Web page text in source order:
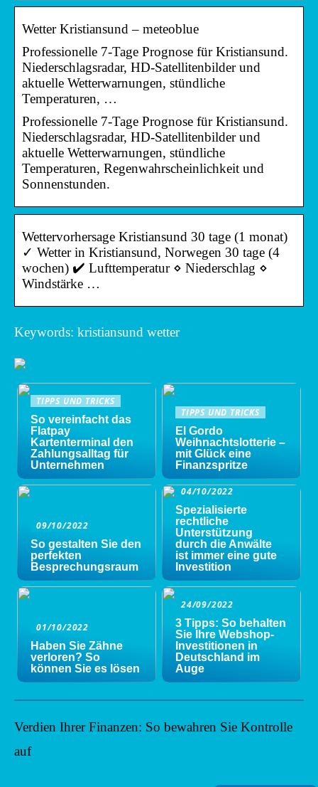
Wetter Kristiansund – meteoblue
Professionelle 7-Tage Prognose für Kristiansund.
Niederschlagsradar, HD-Satellitenbilder und
aktuelle Wetterwarnungen, stündliche
Temperaturen, …
Professionelle 7-Tage Prognose für Kristiansund.
Niederschlagsradar, HD-Satellitenbilder und
aktuelle Wetterwarnungen, stündliche
Temperaturen, Regenwahrscheinlichkeit und
Sonnenstunden.
Wettervorhersage Kristiansund 30 tage (1 monat)
✓ Wetter in Kristiansund, Norwegen 30 tage (4
wochen) ✔️ Lufttemperatur ⋄ Niederschlag ⋄
Windstärke …
Keywords: kristiansund wetter
TIPPS UND TRICKS
So vereinfacht das
Flatpay
Kartenterminal den
Zahlungsalltag für
Unternehmen
TIPPS UND TRICKS
El Gordo
Weihnachtslotterie –
mit Glück eine
Finanzspritze
09/10/2022
So gestalten Sie den
perfekten
Besprechungsraum
04/10/2022
Spezialisierte
rechtliche
Unterstützung
durch die Anwälte
ist immer eine gute
Investition
01/10/2022
Haben Sie Zähne
verloren? So
können Sie es lösen
24/09/2022
3 Tipps: So behalten
Sie Ihre Webshop-
Investitionen in
Deutschland im
Auge
Verdien Ihrer Finanzen: So bewahren Sie Kontrolle
auf